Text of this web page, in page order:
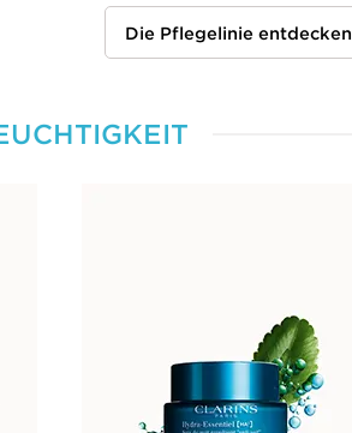
Die Pflegelinie entdecken